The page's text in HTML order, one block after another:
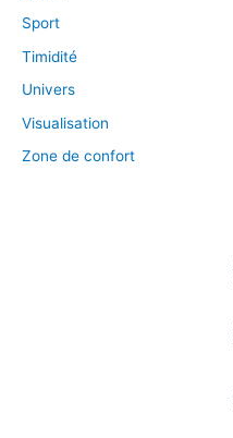
Sport
Timidité
Univers
Visualisation
Zone de confort